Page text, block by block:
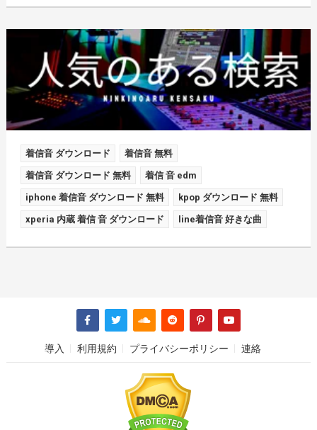
着信音 ダウンロード 着信音 無料
着信音 ダウンロード 無料 着信 音 edm
iphone 着信音 ダウンロード 無料 kpop ダウンロード 無料
xperia 内蔵 着信 音 ダウンロード line着信音 好きな曲
導入 利用規約 プライバシーポリシー 連絡